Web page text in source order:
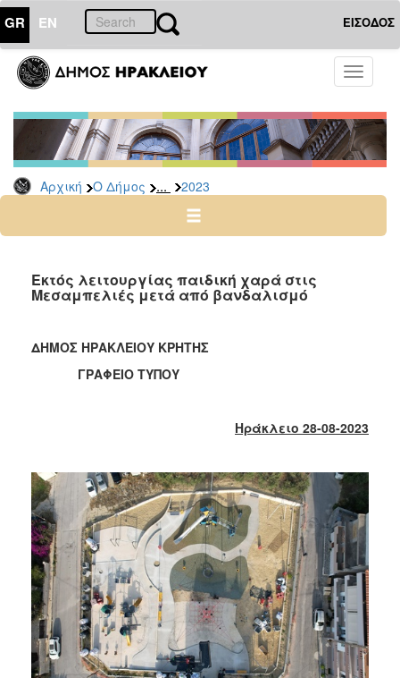
GR EN ΕΙΣΟΔΟΣ
Toggle
Αρχική Ο Δήμος ... 2023
ΔΗΜΟΣ
Δελτία
Τύπου
Αρχείο
2026
2024
2022
2020
2019
2015
2013
2012
2011
2010
2006
Εκτός λειτουργίας παιδική χαρά στις
Μεσαμπελιές μετά από βανδαλισμό
ΔΗΜΟΣ ΗΡΑΚΛΕΙΟΥ ΚΡΗΤΗΣ
ΓΡΑΦΕΙΟ ΤΥΠΟΥ
Ηράκλειο 28-08-2023